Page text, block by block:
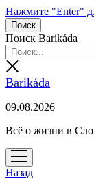
Нажмите "Enter"
Поиск
Поиск Barikáda
Barikáda
09.08.2026
Всё о жизни в
открыть
меню
Назад